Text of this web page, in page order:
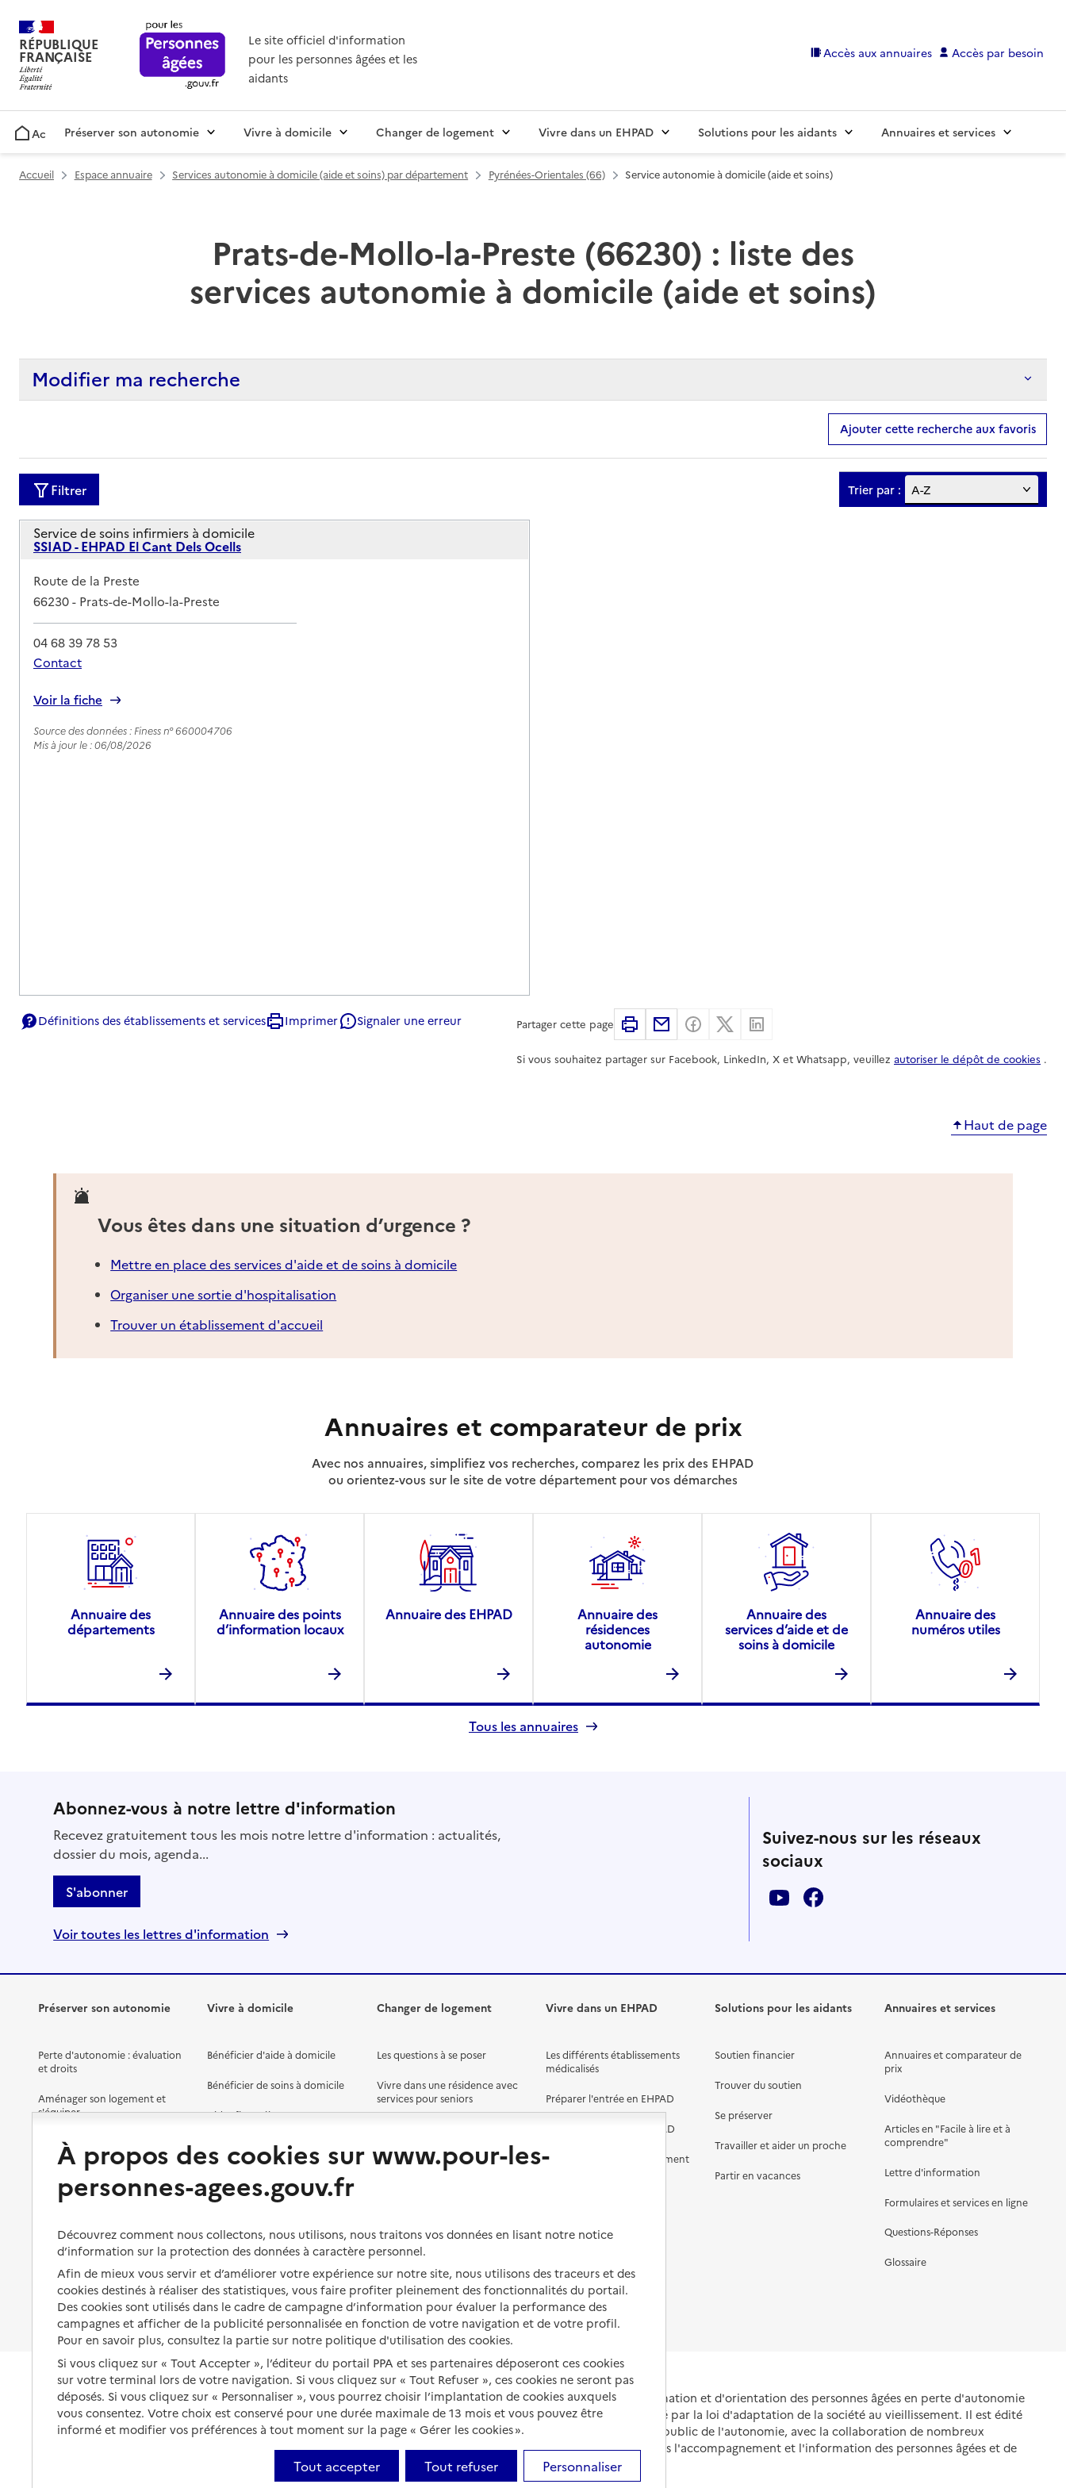
RÉPUBLIQUE
FRANÇAISE
Le site officiel d'information
pour les personnes âgées et les
aidants
Accès aux annuaires Accès par besoin
AccueilPréserver son autonomie Vivre à domicile Changer de logement Vivre dans un EHPAD Solutions pour les aidants Annuaires et services
Accueil Espace annuaire Services autonomie à domicile (aide et soins) par département Pyrénées-Orientales (66) Service autonomie à domicile (aide et soins)
Prats-de-Mollo-la-Preste (66230) : liste des
services autonomie à domicile (aide et soins)
Modifier ma recherche
Ajouter cette recherche aux favoris
Filtrer Trier par :
Service de soins infirmiers à domicile
SSIAD - EHPAD El Cant Dels Ocells
Adresse
Route de la Preste
66230- Prats-de-Mollo-la-Preste
04 68 39 78 53
Contact
Voir la fiche
Source des données : Finess n° 660004706
Mis à jour le : 06/08/2026
Définitions des établissements et services Imprimer Signaler une erreur Partager cette page ImprimerPartager par email
Partager sur Facebook
Partager sur X
Si vous souhaitez partager sur Facebook, LinkedIn, X et Whatsapp, veuillez autoriser le dépôt de cookies .
Haut de page
Vous êtes dans une situation d’urgence ?
Mettre en place des services d'aide et de soins à domicile
Organiser une sortie d'hospitalisation
Trouver un établissement d'accueil
Annuaires et comparateur de prix
Avec nos annuaires, simplifiez vos recherches, comparez les prix des EHPAD
ou orientez-vous sur le site de votre département pour vos démarches
Annuaire des
départements
Annuaire des points
d’information locaux
Annuaire des EHPAD
Annuaire des
résidences
autonomie
Annuaire des
services d’aide et de
soins à domicile
Annuaire des
numéros utiles
Tous les annuaires
Abonnez-vous à notre lettre d'information
Recevez gratuitement tous les mois notre lettre d'information : actualités,
dossier du mois, agenda...
S'abonner
Voir toutes les lettres d'information
Suivez-nous sur les réseaux
sociaux
Préserver son autonomie
Perte d'autonomie : évaluation
et droits
Aménager son logement et
s'équiper
Préserver son autonomie et sa
santé
Organiser à l'avance sa propre
protection
Les mesures de protection
Les obligations de la famille
À qui s’adresser ?
Les politiques du grand âge
Vivre à domicile
Bénéficier d'aide à domicile
Bénéficier de soins à domicile
Aides financières
Solutions d'accueil temporaire
Vivre à domicile avec une
Être hospitalisé
Fin de vie à domicile
Changer de logement
Les questions à se poser
Vivre dans une résidence avec
services pour seniors
Vivre en accueil familial
Vivre dans un EHPAD
Les différents établissements
médicalisés
Préparer l'entrée en EHPAD
Aides financières en EHPAD
Prévention, accompagnement
Fin de vie en EHPAD
Solutions pour les aidants
Soutien financier
Trouver du soutien
Se préserver
Travailler et aider un proche
Partir en vacances
Annuaires et services
Annuaires et comparateur de
prix
Vidéothèque
Articles en "Facile à lire et à
comprendre"
Lettre d'information
Formulaires et services en ligne
Questions-Réponses
Glossaire
Portail national d'information et d'orientation des personnes âgées en perte d'autonomie
et de leurs proches, créé par la loi d'adaptation de la société au vieillissement. Il est édité
et animé par le Service public de l'autonomie, avec la collaboration de nombreux
partenaires engagés dans l'accompagnement et l'information des personnes âgées et de
leurs aidants.
À propos des cookies sur www.pour-les-
personnes-agees.gouv.fr
Découvrez comment nous collectons, nous utilisons, nous traitons vos données en lisant notre notice
d’information sur la protection des données à caractère personnel.
Afin de mieux vous servir et d’améliorer votre expérience sur notre site, nous utilisons des traceurs et des
cookies destinés à réaliser des statistiques, vous faire profiter pleinement des fonctionnalités du portail.
Des cookies sont utilisés dans le cadre de campagne d’information pour évaluer la performance des
campagnes et afficher de la publicité personnalisée en fonction de votre navigation et de votre profil.
Pour en savoir plus, consultez la partie sur notre politique d'utilisation des cookies.
Si vous cliquez sur « Tout Accepter », l’éditeur du portail PPA et ses partenaires déposeront ces cookies
sur votre terminal lors de votre navigation. Si vous cliquez sur « Tout Refuser », ces cookies ne seront pas
déposés. Si vous cliquez sur « Personnaliser », vous pourrez choisir l’implantation de cookies auxquels
vous consentez. Votre choix est conservé pour une durée maximale de 13 mois et vous pouvez être
informé et modifier vos préférences à tout moment sur la page « Gérer les cookies ».
Tout accepter Tout refuser Personnaliser